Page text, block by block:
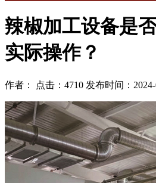
辣椒加工设备是
实际操作？
作者： 点击：4710 发布时间：